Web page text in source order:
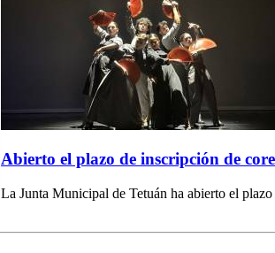
Abierto el plazo de inscripción de
La Junta Municipal de Tetuán ha abierto el